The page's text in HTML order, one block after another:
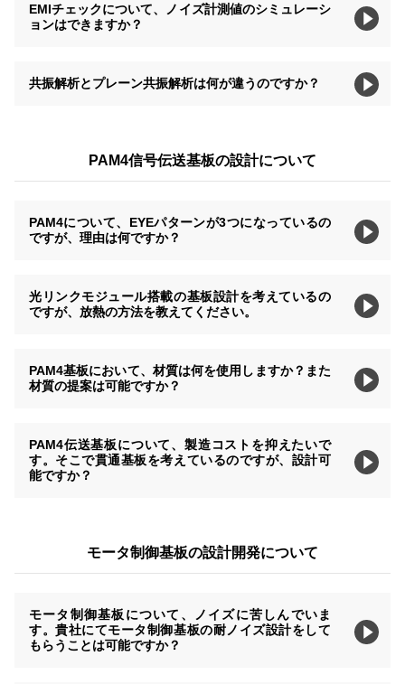
EMIチェックについて、ノイズ計測値のシミュレーシ
ョンはできますか？
共振解析とプレーン共振解析は何が違うのですか？
PAM4信号伝送基板の設計について
PAM4について、EYEパターンが3つになっているの
ですが、理由は何ですか？
光リンクモジュール搭載の基板設計を考えているの
ですが、放熱の方法を教えてください。
PAM4基板において、材質は何を使用しますか？また
材質の提案は可能ですか？
PAM4伝送基板について、製造コストを抑えたいで
す。そこで貫通基板を考えているのですが、設計可
能ですか？
モータ制御基板の設計開発について
モータ制御基板について、ノイズに苦しんでいま
す。貴社にてモータ制御基板の耐ノイズ設計をして
もらうことは可能ですか？